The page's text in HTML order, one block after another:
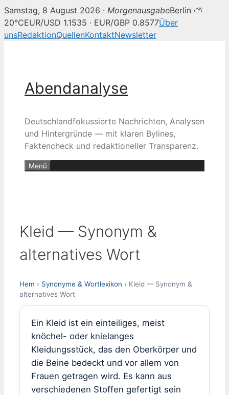
Samstag, 8 August 2026 · MorgenausgabeBerlin ⛅
20°CEUR/USD 1.1535 · EUR/GBP 0.8577Über
unsRedaktionQuellenKontaktNewsletter
Abendanalyse
Deutschlandfokussierte Nachrichten, Analysen
und Hintergründe — mit klaren Bylines,
Faktencheck und redaktioneller Transparenz.
Menü
Kleid — Synonym &
alternatives Wort
Hem › Synonyme & Wortlexikon › Kleid — Synonym &
alternatives Wort
Ein Kleid ist ein einteiliges, meist
knöchel- oder knielanges
Kleidungsstück, das den Oberkörper und
die Beine bedeckt und vor allem von
Frauen getragen wird. Es kann aus
verschiedenen Stoffen gefertigt sein